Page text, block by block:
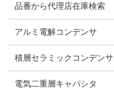
品番から代理店在庫検索
アルミ電解コンデンサ
積層セラミックコンデンサ
電気二重層キャパシタ